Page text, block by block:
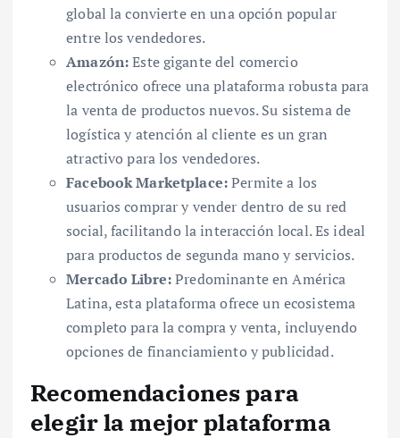
global la convierte en una opción popular
entre los vendedores.
Amazón:Este gigante del comercio
electrónico ofrece una plataforma robusta para
la venta de productos nuevos. Su sistema de
logística y atención al cliente es un gran
atractivo para los vendedores.
Facebook Marketplace:Permite a los
usuarios comprar y vender dentro de su red
social, facilitando la interacción local. Es ideal
para productos de segunda mano y servicios.
Mercado Libre:Predominante en América
Latina, esta plataforma ofrece un ecosistema
completo para la compra y venta, incluyendo
opciones de financiamiento y publicidad.
Recomendaciones para
elegir la mejor plataforma